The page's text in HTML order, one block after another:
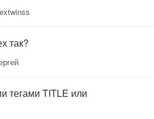
так?
тегами TITLE или